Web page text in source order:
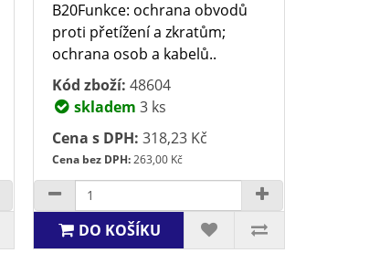
B20Funkce: ochrana obvodů
proti přetížení a zkratům;
ochrana osob a kabelů..
Kód zboží: 48604
skladem 3 ks
Cena s DPH: 318,23 Kč
Cena bez DPH:263,00 Kč
DO KOŠÍKU